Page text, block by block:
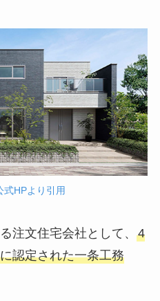
式HPより引用
注文住宅会社として、 4
認定された一条工務